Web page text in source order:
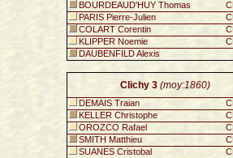
BOURDEAUD'HUY Thomas
PARIS Pierre-Julien
COLART Corentin
KLIPPER Noemie
DAUBENFILD Alexis
Clichy 3 (moy:1860)
DEMAIS Traian
KELLER Christophe
OROZCO Rafael
SMITH Matthieu
SUANES Cristobal